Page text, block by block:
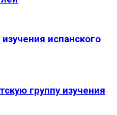
испанского
группу изучения